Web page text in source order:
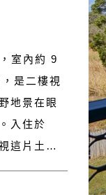
室內約 9
是二樓視
地景在眼
入住於
這片土地